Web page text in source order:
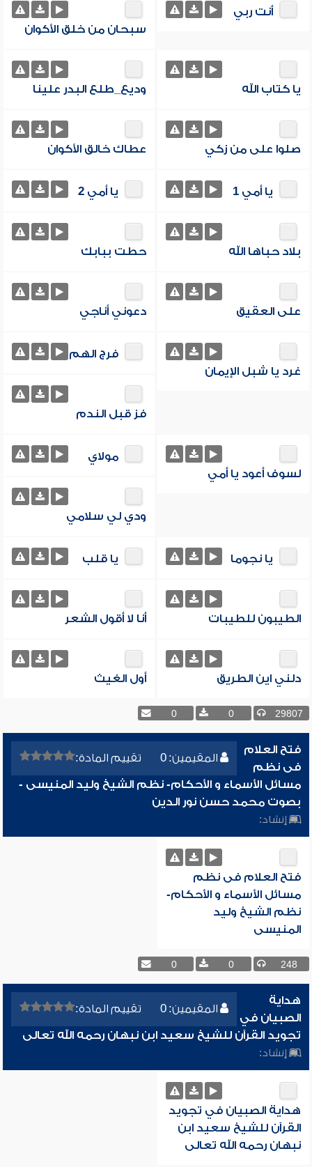
أنت ربي
سبحان من خلق الأكوان
يا كتاب الله وديع_طلع البدر علينا
صلوا على من زكي عطاك خالق الأكوان
يا أمي 1 يا أمي 2
بلاد حباها الله حطت ببابك
على العقيق دعوني أناجي
غرد يا شبل الإيمان
فرج الهم
فز قبل الندم
لسوف أعود يا أمي
مولاي
ودي لي سلامي
يا نجوما يا قلب
الطيبون للطيبات أنا لا أقول الشعر
دلني اين الطريق أول الغيث
29807
0
0
المقيمين: 0 تقييم المادة:
فتح العلام
فى نظم
مسائل الأسماء و الأحكام- نظم الشيخ وليد المنيسى -
بصوت محمد حسن نور الدين
إنشاد:
فتح العلام فى نظم
مسائل الأسماء و الأحكام-
نظم الشيخ وليد
المنيسى
248
0
0
المقيمين: 0 تقييم المادة:
هداية
الصبيان في
تجويد القرآن للشيخ سعيد ابن نبهان رحمه الله تعالى
إنشاد:
هداية الصبيان في تجويد
القرآن للشيخ سعيد ابن
نبهان رحمه الله تعالى